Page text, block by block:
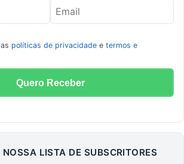
políticas de privacidade e termos e
LISTA DE SUBSCRITORES